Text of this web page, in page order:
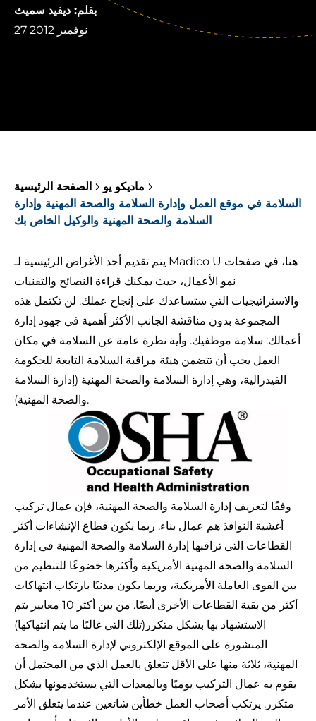
بقلم: ديفيد سميث
27 نوفمبر 2012
الصفحة الرئيسية
ماديكو يو
السلامة في موقع العمل وإدارة السلامة والصحة المهنية وإدارة
السلامة والصحة المهنية والوكيل الخاص بك
يتم تقديم أحد الأغراض الرئيسية لـ Madico U هنا، في صفحات
نمو الأعمال، حيث يمكنك قراءة النصائح والتقنيات
والاستراتيجيات التي ستساعدك على إنجاح عملك. لن تكتمل هذه
المجموعة بدون مناقشة الجانب الأكثر أهمية في جهود إدارة
أعمالك: سلامة موظفيك. وأية نظرة عامة عن السلامة في مكان
العمل يجب أن تتضمن هيئة مراقبة السلامة التابعة للحكومة
الفيدرالية، وهي إدارة السلامة والصحة المهنية (إدارة السلامة
والصحة المهنية).
وفقًا لتعريف إدارة السلامة والصحة المهنية، فإن عمال تركيب
أغشية النوافذ هم عمال بناء. ربما يكون قطاع الإنشاءات أكثر
القطاعات التي تراقبها إدارة السلامة والصحة المهنية في إدارة
السلامة والصحة المهنية الأمريكية وأكثرها خضوعًا للتنظيم من
بين القوى العاملة الأمريكية، وربما يكون مذنبًا بارتكاب انتهاكات
أكثر من بقية القطاعات الأخرى أيضًا. من بين
أكثر 10 معايير يتم
الاستشهاد بها بشكل متكرر (تلك التي غالبًا ما يتم انتهاكها)
المنشورة على الموقع الإلكتروني لإدارة السلامة والصحة
المهنية، ثلاثة منها على الأقل تتعلق بالعمل الذي من المحتمل أن
يقوم به عمال التركيب يوميًا وبالمعدات التي يستخدمونها بشكل
متكرر. يرتكب أصحاب العمل خطأين شائعين عندما يتعلق الأمر